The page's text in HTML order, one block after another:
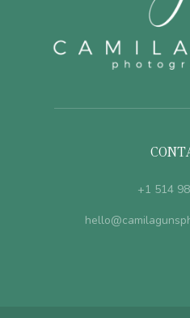
+1 514